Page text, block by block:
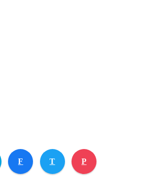
F T P